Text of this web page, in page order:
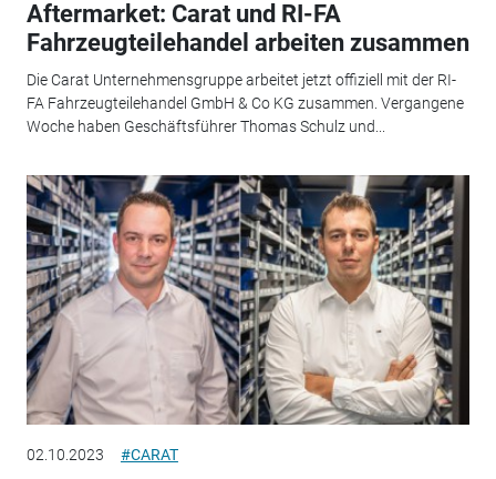
Aftermarket: Carat und RI-FA
Fahrzeugteilehandel arbeiten zusammen
Die Carat Unternehmensgruppe arbeitet jetzt offiziell mit der RI-
FA Fahrzeugteilehandel GmbH & Co KG zusammen. Vergangene
Woche haben Geschäftsführer Thomas Schulz und...
02.10.2023 #CARAT